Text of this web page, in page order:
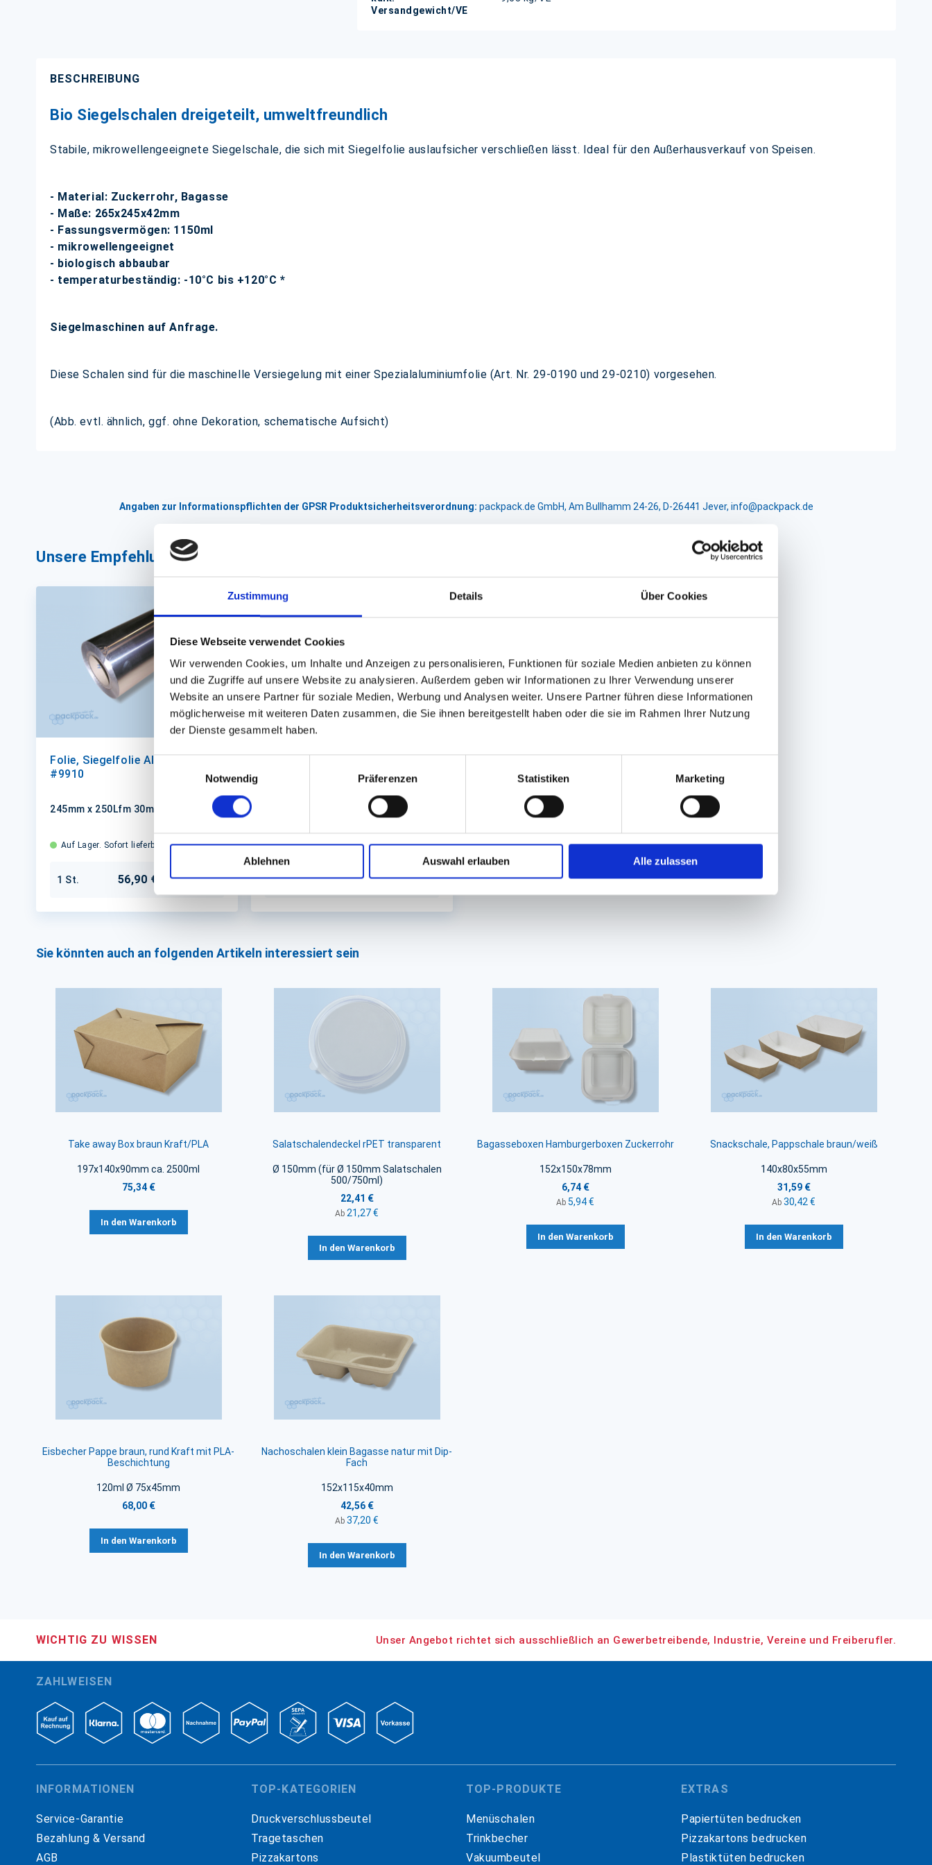
Zustimmung Details Über Cookies
Diese Webseite verwendet Cookies
Wir verwenden Cookies, um Inhalte und Anzeigen zu personalisieren, Funktionen für soziale Medien anbieten zu können
und die Zugriffe auf unsere Website zu analysieren. Außerdem geben wir Informationen zu Ihrer Verwendung unserer
Website an unsere Partner für soziale Medien, Werbung und Analysen weiter. Unsere Partner führen diese Informationen
möglicherweise mit weiteren Daten zusammen, die Sie ihnen bereitgestellt haben oder die sie im Rahmen Ihrer Nutzung
der Dienste gesammelt haben.
Notwendig
Präferenzen Statistiken Marketing
Ablehnen Auswahl erlauben Alle zulassen
Versandgewicht/VE
BESCHREIBUNG
Bio Siegelschalen dreigeteilt, umweltfreundlich
Stabile, mikrowellengeeignete Siegelschale, die sich mit Siegelfolie auslaufsicher verschließen lässt. Ideal für den Außerhausverkauf von Speisen.
- Material: Zuckerrohr, Bagasse
- Maße: 265x245x42mm
- Fassungsvermögen: 1150ml
- mikrowellengeeignet
- biologisch abbaubar
- temperaturbeständig: -10°C bis +120°C *
Siegelmaschinen auf Anfrage.
Diese Schalen sind für die maschinelle Versiegelung mit einer Spezialaluminiumfolie (Art. Nr. 29-0190 und 29-0210) vorgesehen.
(Abb. evtl. ähnlich, ggf. ohne Dekoration, schematische Aufsicht)
Angaben zur Informationspflichten der GPSR Produktsicherheitsverordnung: packpack.de GmbH, Am Bullhamm 24-26, D-26441 Jever, info@packpack.de
Unsere Empfehlungen
Folie, Siegelfolie Aluminium
#9910
245mm x 250Lfm 30my
Auf Lager. Sofort lieferbar.
1 St. 56,90 €
transparent #9965
Auf Lager. Sofort lieferbar.
1 St. 52,95 €
Sie könnten auch an folgenden Artikeln interessiert sein
Take away Box braun Kraft/PLA
197x140x90mm ca. 2500ml
75,34 €
In den Warenkorb
Salatschalendeckel rPET transparent
Ø 150mm (für Ø 150mm Salatschalen
500/750ml)
22,41 €
Ab 21,27 €
In den Warenkorb
Bagasseboxen Hamburgerboxen Zuckerrohr
152x150x78mm
6,74 €
Ab 5,94 €
In den Warenkorb
Snackschale, Pappschale braun/weiß
140x80x55mm
31,59 €
Ab 30,42 €
In den Warenkorb
Eisbecher Pappe braun, rund Kraft mit PLA-
Beschichtung
120ml Ø 75x45mm
68,00 €
In den Warenkorb
Nachoschalen klein Bagasse natur mit Dip-
Fach
152x115x40mm
42,56 €
Ab 37,20 €
In den Warenkorb
WICHTIG ZU WISSEN Unser Angebot richtet sich ausschließlich an Gewerbetreibende, Industrie, Vereine und Freiberufler.
ZAHLWEISEN
INFORMATIONEN
Service-Garantie
Bezahlung & Versand
AGB
TOP-KATEGORIEN
Druckverschlussbeutel
Tragetaschen
Pizzakartons
TOP-PRODUKTE
Menüschalen
Trinkbecher
Vakuumbeutel
EXTRAS
Papiertüten bedrucken
Pizzakartons bedrucken
Plastiktüten bedrucken